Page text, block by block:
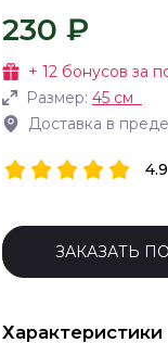
230 ₽
+ 12 бонусов за
Размер: 45 см
Доставка в
ЗАКАЗАТЬ
Характеристики